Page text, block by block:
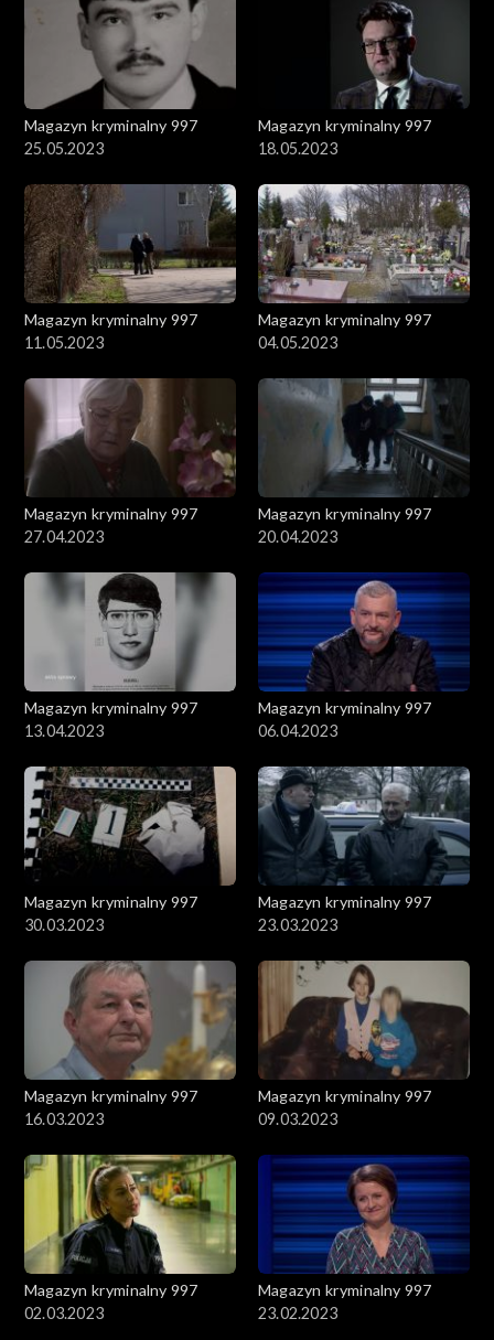
Magazyn kryminalny 997
25.05.2023
Magazyn kryminalny 997
18.05.2023
Magazyn kryminalny 997
11.05.2023
Magazyn kryminalny 997
04.05.2023
Magazyn kryminalny 997
27.04.2023
Magazyn kryminalny 997
20.04.2023
Magazyn kryminalny 997
13.04.2023
Magazyn kryminalny 997
06.04.2023
Magazyn kryminalny 997
30.03.2023
Magazyn kryminalny 997
23.03.2023
Magazyn kryminalny 997
16.03.2023
Magazyn kryminalny 997
09.03.2023
Magazyn kryminalny 997
02.03.2023
Magazyn kryminalny 997
23.02.2023